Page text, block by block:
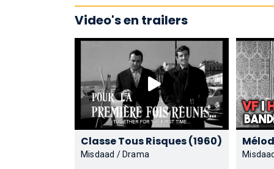
Video's en trailers
Classe Tous Risques (1960)
Misdaad / Drama